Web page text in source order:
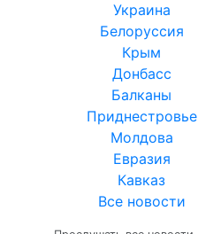
Украина
Белоруссия
Крым
Донбасс
Балканы
Приднестровье
Молдова
Евразия
Кавказ
Все новости